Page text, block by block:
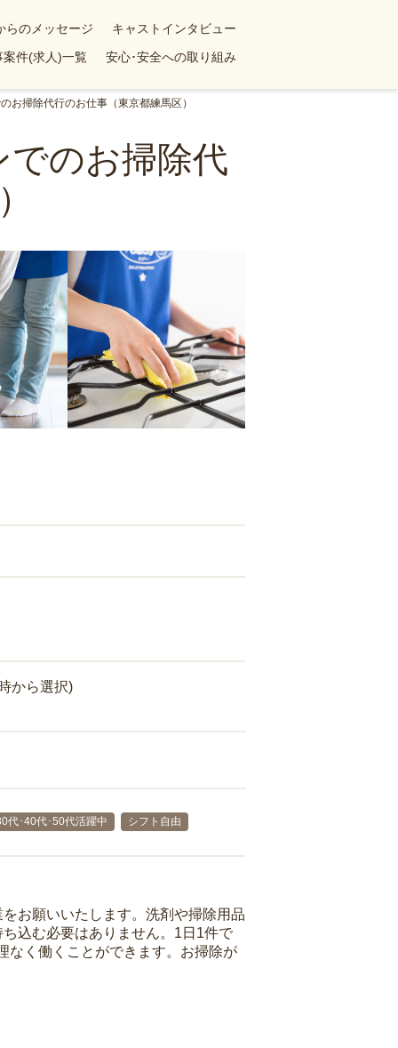
らのメッセージ
キャストインタビュー
案件(求人)一覧 安心･安全への取り組み
お掃除代行のお仕事（東京都練馬区）
でのお掃除代
から選択)
代･40代･50代活躍中 シフト自由
お願いいたします。洗剤や掃除用品
込む必要はありません。1日1件で
なく働くことができます。お掃除が